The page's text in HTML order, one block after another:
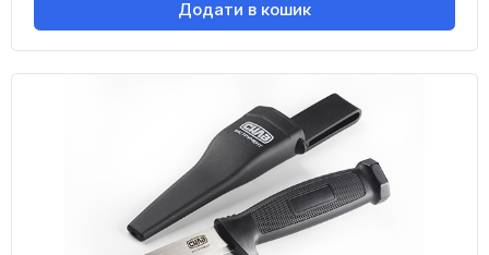
Додати в кошик